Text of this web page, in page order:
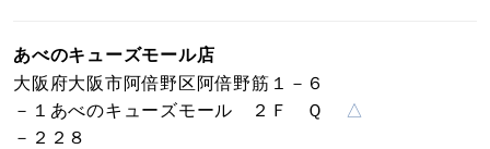
あべのキューズモール店
大阪府大阪市阿倍野区阿倍野筋１－６
－１あべのキューズモール ２Ｆ Ｑ
－２２８
△